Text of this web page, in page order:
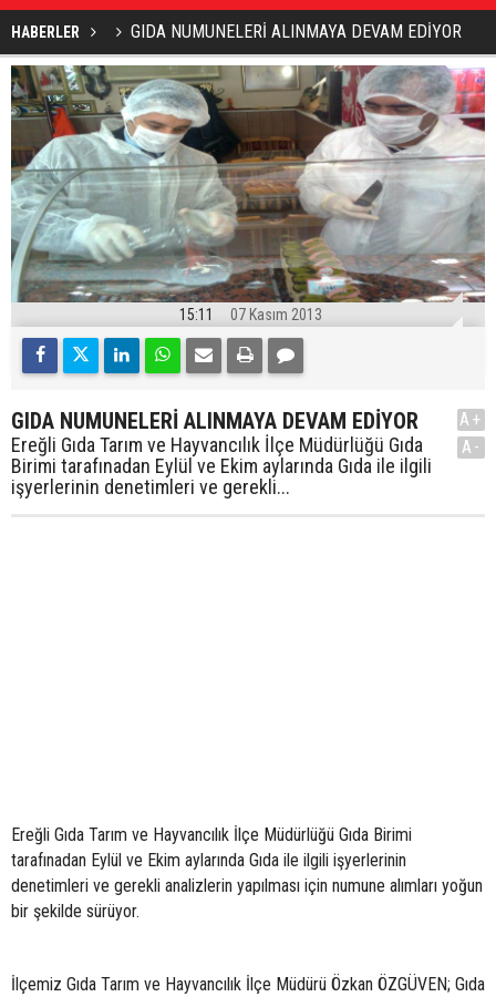
HABERLER GIDA NUMUNELERİ ALINMAYA DEVAM EDİYOR
15:11 07 Kasım 2013
GIDA NUMUNELERİ ALINMAYA DEVAM EDİYOR
Ereğli Gıda Tarım ve Hayvancılık İlçe Müdürlüğü Gıda
Birimi tarafınadan Eylül ve Ekim aylarında Gıda ile ilgili
işyerlerinin denetimleri ve gerekli...
A+
A-
Ereğli Gıda Tarım ve Hayvancılık İlçe Müdürlüğü Gıda Birimi
tarafınadan Eylül ve Ekim aylarında Gıda ile ilgili işyerlerinin
denetimleri ve gerekli analizlerin yapılması için numune alımları yoğun
bir şekilde sürüyor.
İlçemiz Gıda Tarım ve Hayvancılık İlçe Müdürü Özkan ÖZGÜVEN; Gıda